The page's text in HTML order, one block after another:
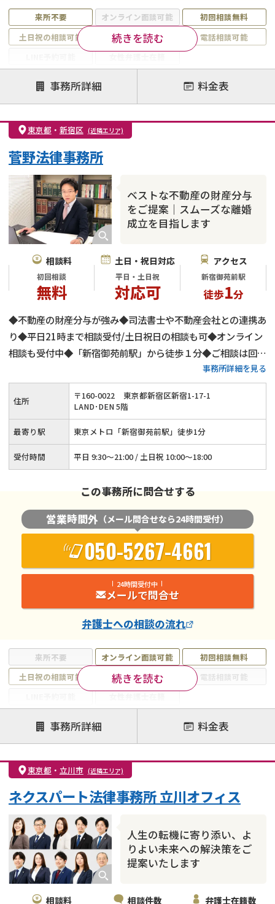
来所不要 オンライン面談可能
初回相談無料
土日祝の相談可能
19時以降電話可能
電話相談可能
注力案件
離婚前相談
離婚調停
離婚裁判
親権・面会交流権
DV
モラハラ
不貞・不倫慰謝料請求
国際離婚
財産分与
続きを読む
事務所詳細 料金表
東京都 ・ 新宿区 (近隣エリア)
ベストな不動産の財産分与
をご提案｜スムーズな離婚
成立を目指します
菅野法律事務所
相談料
初回相談
無料
土日・祝日対応
平日・土日祝
対応可
アクセス
新宿御苑前駅
徒歩1分
◆不動産の財産分与が強み◆司法書士や不動産会社との連携あ
り◆平日21時まで相談受付/土日祝日の相談も可◆オンライン
相談も受付中◆「新宿御苑前駅」から徒歩１分◆ご相談は回数
問わず無料◆子の監護に関する相談実績多数◆高齢者の離婚相
談も承ります
事務所詳細を見る
来所不要 オンライン面談可能
初回相談無料
土日祝の相談可能
19時以降電話可能
電話相談可能
注力案件
離婚前相談
離婚調停
離婚裁判
親権・面会交流権
DV
モラハラ
不貞・不倫慰謝料請求
国際離婚
財産分与
内縁の夫婦 熟年離婚
続きを読む
住所 〒160-0022
東京都新宿区新宿1-17-1
LAND･DEN 5階
最寄り駅 東京メトロ「新宿御苑前駅」徒歩1分
受付時間 平日 9:30～21:00 / 土日祝 10:00～18:00
この事務所に問合せする
営業時間外 （メール問合せなら24時間受付）
050-5267-4661
24時間受付中
メールで問合せ
弁護士への相談の流れ
事務所詳細 料金表
東京都 ・ 立川市 (近隣エリア)
人生の転機に寄り添い、よ
りよい未来への解決策をご
提案いたします
ネクスパート法律事務所 立川オフィス
相談料 相談件数 弁護士在籍数